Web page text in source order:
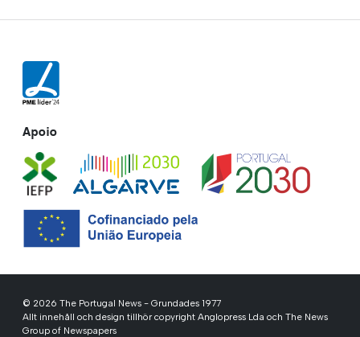
Apoio
© 2026 The Portugal News - Grundades 1977
Allt innehåll och design tillhör copyright Anglopress Lda och The News
Group of Newspapers